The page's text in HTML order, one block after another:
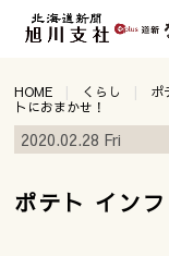
HOME くらし ポ
トにおまかせ！
2020.02.28 Fri
ポテト イン